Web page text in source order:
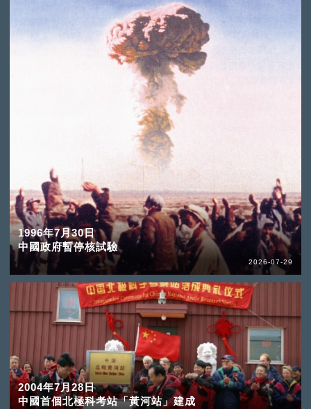
1996年7月30日
中國政府暫停核試驗
2026-07-29
2004年7月28日
中國首個北極科考站「黃河站」建成